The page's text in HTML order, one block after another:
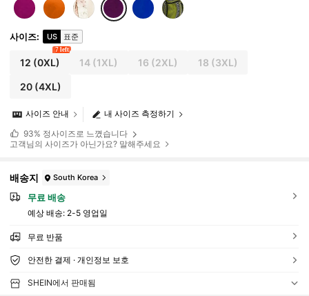
사이즈: US 표준
12 (0XL)
7 left
14 (1XL) 16 (2XL) 18 (3XL)
20(4XL)
내 사이즈 측정하기
사이즈 안내
93% 정사이즈로 느꼈습니다
고객님의 사이즈가 아닌가요? 말해주세요
배송지 South Korea
무료 배송
예상 배송: 2-5 영업일
무료 반품
안전한 결제 · 개인정보 보호
SHEIN에서 판매됨